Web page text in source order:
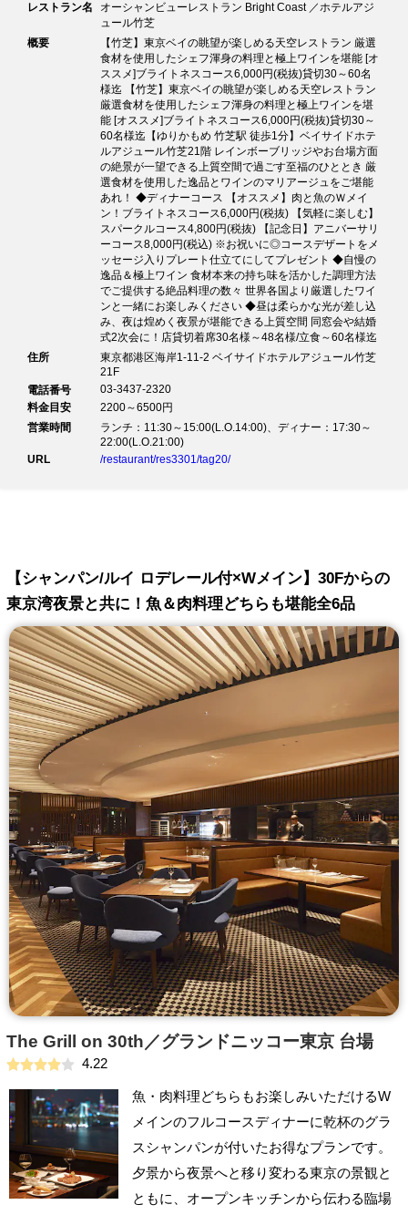
レストラン名
オーシャンビューレストラン Bright Coast ／ホテルアジ
ュール竹芝
概要
【竹芝】東京ベイの眺望が楽しめる天空レストラン 厳選
食材を使用したシェフ渾身の料理と極上ワインを堪能 [オ
ススメ]ブライトネスコース6,000円(税抜)貸切30～60名
様迄 【竹芝】東京ベイの眺望が楽しめる天空レストラン
厳選食材を使用したシェフ渾身の料理と極上ワインを堪
能 [オススメ]ブライトネスコース6,000円(税抜)貸切30～
60名様迄【ゆりかもめ 竹芝駅 徒歩1分】ベイサイドホテ
ルアジュール竹芝21階 レインボーブリッジやお台場方面
の絶景が一望できる上質空間で過ごす至福のひととき 厳
選食材を使用した逸品とワインのマリアージュをご堪能
あれ！ ◆ディナーコース 【オススメ】肉と魚のＷメイ
ン！ブライトネスコース6,000円(税抜) 【気軽に楽しむ】
スパークルコース4,800円(税抜) 【記念日】アニバーサリ
ーコース8,000円(税込) ※お祝いに◎コースデザートをメ
ッセージ入りプレート仕立てにしてプレゼント ◆自慢の
逸品＆極上ワイン 食材本来の持ち味を活かした調理方法
でご提供する絶品料理の数々 世界各国より厳選したワイ
ンと一緒にお楽しみください ◆昼は柔らかな光が差し込
み、夜は煌めく夜景が堪能できる上質空間 同窓会や結婚
式2次会に！店貸切着席30名様～48名様/立食～60名様迄
住所
東京都港区海岸1-11-2 ベイサイドホテルアジュール竹芝
21F
電話番号
03-3437-2320
料金目安
2200～6500円
営業時間
ランチ：11:30～15:00(L.O.14:00)、ディナー：17:30～
22:00(L.O.21:00)
URL
/restaurant/res3301/tag20/
【シャンパン/ルイ ロデレール付×Wメイン】30Fからの
東京湾夜景と共に！魚＆肉料理どちらも堪能全6品
The Grill on 30th／グランドニッコー東京 台場
4.22
魚・肉料理どちらもお楽しみいただけるW
メインのフルコースディナーに乾杯のグラ
スシャンパンが付いたお得なプランです。
夕景から夜景へと移り変わる東京の景観と
ともに、オープンキッチンから伝わる臨場